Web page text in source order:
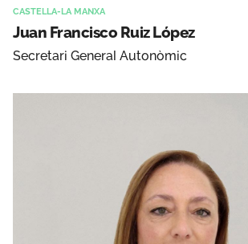
CASTELLA-LA MANXA
Juan Francisco Ruiz López
Secretari General Autonòmic